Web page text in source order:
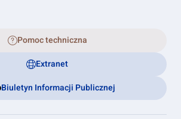
Pomoc techniczna
Extranet
Biuletyn Informacji Publicznej